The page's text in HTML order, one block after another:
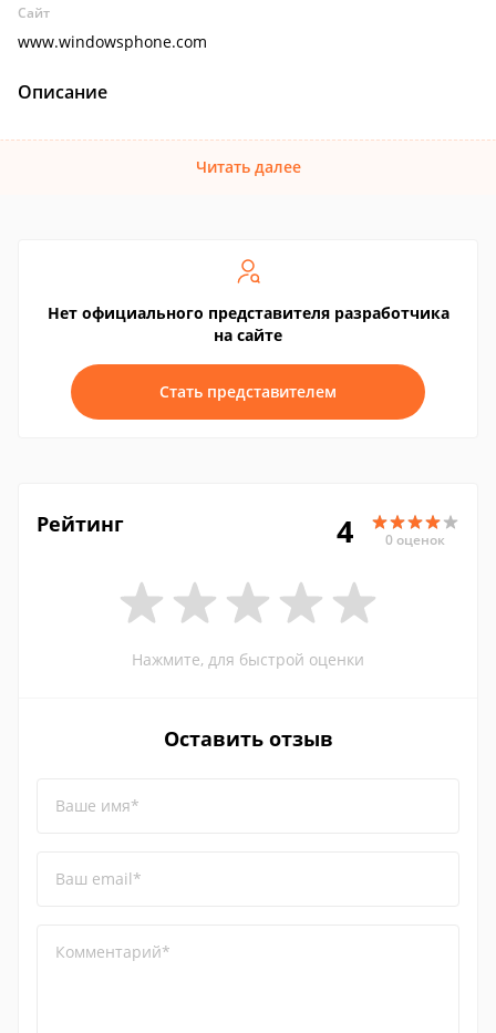
Сайт
www.windowsphone.com
Описание
Читать далее
Нет официального представителя разработчика
на сайте
Стать представителем
Рейтинг 4 0 оценок
Нажмите, для быстрой оценки
Оставить отзыв
Ваше имя*
Ваш email*
Комментарий*